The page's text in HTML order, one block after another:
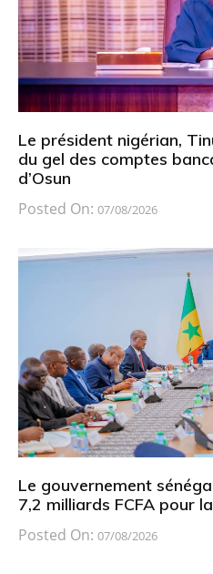
Le président nigérian,
du gel des comptes
d’Osun
Posted On: 07/08/2026
Le gouvernement
7,2 milliards FCFA pour
Posted On: 07/08/2026